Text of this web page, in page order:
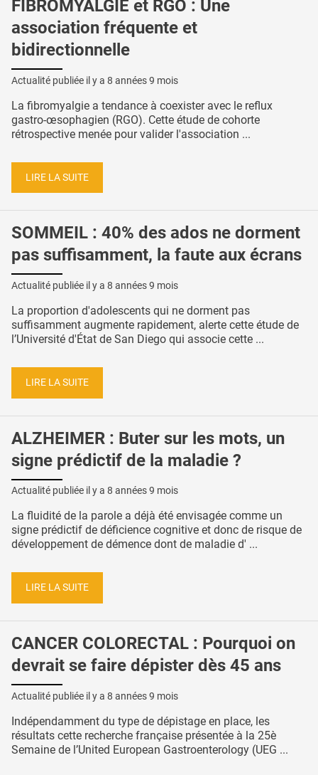
FIBROMYALGIE et RGO : Une
association fréquente et
bidirectionnelle
Actualité publiée il y a 8 années 9 mois
La fibromyalgie a tendance à coexister avec le reflux
gastro-œsophagien (RGO). Cette étude de cohorte
rétrospective menée pour valider l'association ...
LIRE LA SUITE
SOMMEIL : 40% des ados ne dorment
pas suffisamment, la faute aux écrans
Actualité publiée il y a 8 années 9 mois
La proportion d'adolescents qui ne dorment pas
suffisamment augmente rapidement, alerte cette étude de
l’Université d'État de San Diego qui associe cette ...
LIRE LA SUITE
ALZHEIMER : Buter sur les mots, un
signe prédictif de la maladie ?
Actualité publiée il y a 8 années 9 mois
La fluidité de la parole a déjà été envisagée comme un
signe prédictif de déficience cognitive et donc de risque de
développement de démence dont de maladie d' ...
LIRE LA SUITE
CANCER COLORECTAL : Pourquoi on
devrait se faire dépister dès 45 ans
Actualité publiée il y a 8 années 9 mois
Indépendamment du type de dépistage en place, les
résultats cette recherche française présentée à la 25è
Semaine de l’United European Gastroenterology (UEG ...